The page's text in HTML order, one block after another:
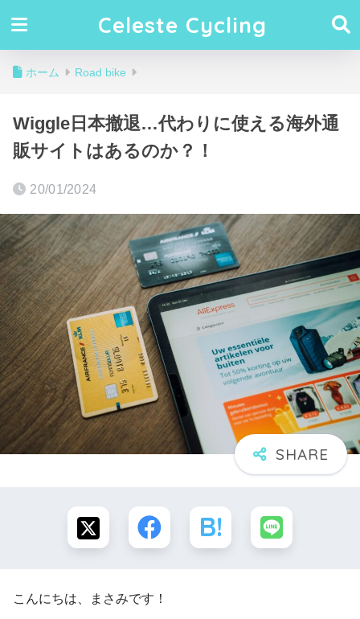
Celeste Cycling
ホーム Road bike
Wiggle日本撤退…代わりに使える海外通
販サイトはあるのか？！
20/01/2024
こんにちは、まさみです！